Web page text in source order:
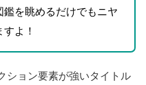
鑑を眺めるだけでもニヤ
よ！
ション要素が強いタイトル